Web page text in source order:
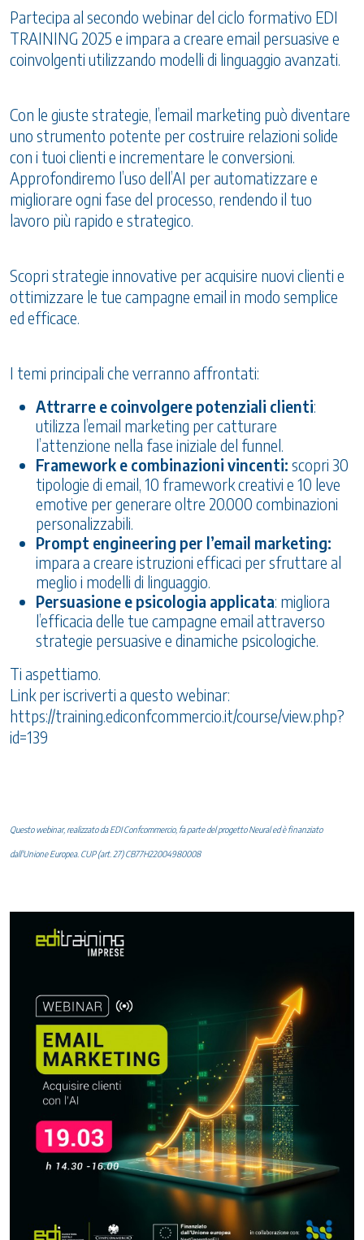
Partecipa al secondo webinar del ciclo formativo EDI
TRAINING 2025 e impara a creare email persuasive e
coinvolgenti utilizzando modelli di linguaggio avanzati.
Con le giuste strategie, l’email marketing può diventare
uno strumento potente per costruire relazioni solide
con i tuoi clienti e incrementare le conversioni.
Approfondiremo l’uso dell’AI per automatizzare e
migliorare ogni fase del processo, rendendo il tuo
lavoro più rapido e strategico.
Scopri strategie innovative per acquisire nuovi clienti e
ottimizzare le tue campagne email in modo semplice
ed efficace.
I temi principali che verranno affrontati:
Attrarre e coinvolgere potenziali clienti:
utilizza l’email marketing per catturare
l’attenzione nella fase iniziale del funnel.
Framework e combinazioni vincenti: scopri 30
tipologie di email, 10 framework creativi e 10 leve
emotive per generare oltre 20.000 combinazioni
personalizzabili.
Prompt engineering per l’email marketing:
impara a creare istruzioni efficaci per sfruttare al
meglio i modelli di linguaggio.
Persuasione e psicologia applicata: migliora
l’efficacia delle tue campagne email attraverso
strategie persuasive e dinamiche psicologiche.
Ti aspettiamo.
Link per iscriverti a questo webinar:
https://training.ediconfcommercio.it/course/view.php?
id=139
Questo webinar, realizzato da EDI Confcommercio, fa parte del progetto Neural ed è finanziato
dall'Unione Europea. CUP (art. 27) CB77H22004980008